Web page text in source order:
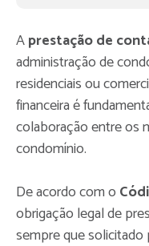
Aprestação de
administração de
residenciais ou
financeira é
colaboração entre os
condomínio.
De acordo com o
obrigação legal de
sempre que